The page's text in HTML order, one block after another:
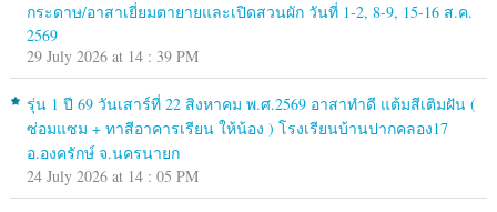
กระดาษ/อาสาเยี่ยมตายายและเปิดสวนผัก วันที่ 1-2, 8-9, 15-16 ส.ค.
2569
29 July 2026 at 14 : 39 PM
รุ่น 1 ปี 69 วันเสาร์ที่ 22 สิงหาคม พ.ศ.2569 อาสาทำดี แต้มสีเติมฝัน (
ซ่อมแซม + ทาสีอาคารเรียน ให้น้อง ) โรงเรียนบ้านปากคลอง17
อ.องครักษ์ จ.นครนายก
24 July 2026 at 14 : 05 PM